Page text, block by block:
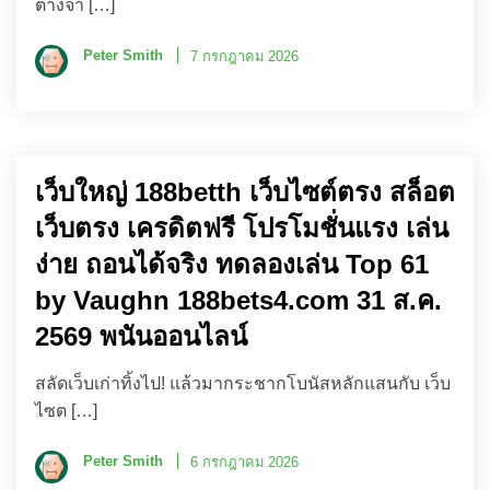
ต่างจา […]
Peter Smith 7 กรกฎาคม 2026
เว็บใหญ่ 188betth เว็บไซต์ตรง สล็อต
เว็บตรง เครดิตฟรี โปรโมชั่นแรง เล่น
ง่าย ถอนได้จริง ทดลองเล่น Top 61
by Vaughn 188bets4.com 31 ส.ค.
2569 พนันออนไลน์
สลัดเว็บเก่าทิ้งไป! แล้วมากระชากโบนัสหลักแสนกับ เว็บ
ไซต […]
Peter Smith 6 กรกฎาคม 2026